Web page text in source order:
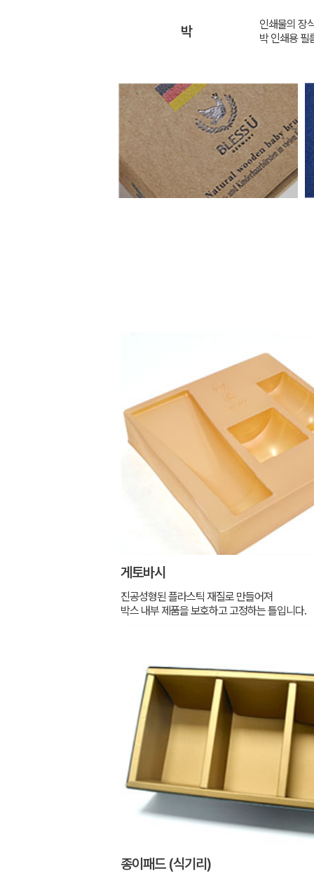
박
인쇄물의 장
박 인쇄용 필
게토바시
진공성형된 플라스틱 재질로 만들어져
박스 내부 제품을 보호하고 고정하는 틀입니다.
종이패드 (식기리)